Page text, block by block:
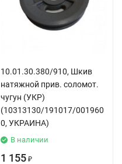
10.01.30.380/910, Шкив
натяжной прив. соломот.
чугун (УКР)
(10313130/191017/001960
0, УКРАИНА)
В наличии
1 155 ₽